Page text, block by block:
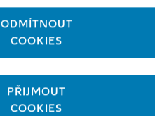
ODMÍTNOUT
COOKIES
PŘIJMOUT
COOKIES